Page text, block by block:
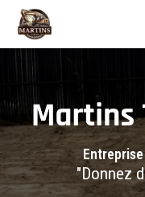
contenu
"Donnez